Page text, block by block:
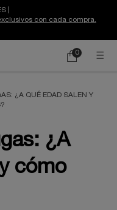
|
con cada compra.
Mi
0
0 producto
¿A QUÉ EDAD SALEN Y
¿A
cómo